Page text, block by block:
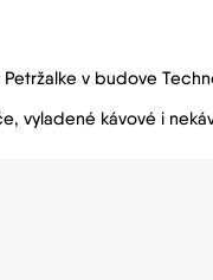
v budove
vyladené kávové i